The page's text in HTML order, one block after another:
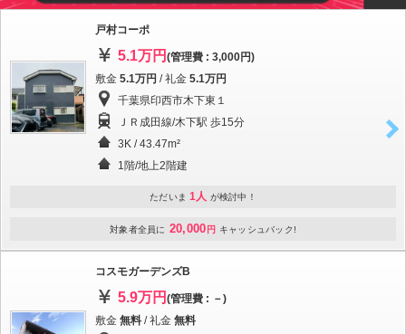
戸村コーポ
5.1万円 (管理費 : 3,000円)
敷金 5.1万円 / 礼金 5.1万円
千葉県印西市木下東１
ＪＲ成田線/木下駅 歩15分
3K / 43.47m²
1階/地上2階建
ただいま 1人 が検討中！
対象者全員に 20,000 円 キャッシュバック!
コスモガーデンズB
5.9万円 (管理費 : －)
敷金 無料 / 礼金 無料